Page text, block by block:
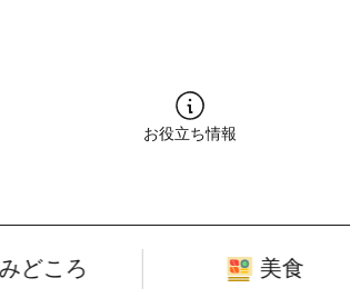
お役立ち情報
みどころ 美食